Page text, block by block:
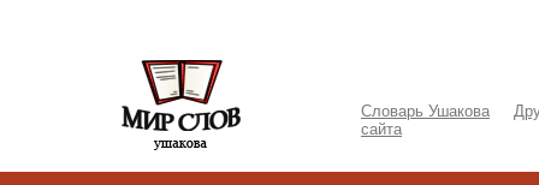
Словарь Ушакова
сайта